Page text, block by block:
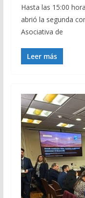
Hasta las 15:00
abrió la segunda
Asociativa de
Leer más